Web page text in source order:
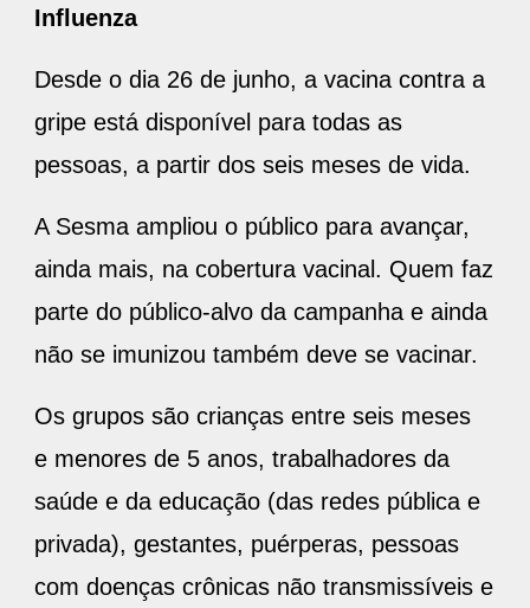
Influenza
Desde o dia 26 de junho, a vacina contra a
gripe está disponível para todas as
pessoas, a partir dos seis meses de vida.
A Sesma ampliou o público para avançar,
ainda mais, na cobertura vacinal. Quem faz
parte do público-alvo da campanha e ainda
não se imunizou também deve se vacinar.
Os grupos são crianças entre seis meses
e menores de 5 anos, trabalhadores da
saúde e da educação (das redes pública e
privada), gestantes, puérperas, pessoas
com doenças crônicas não transmissíveis e